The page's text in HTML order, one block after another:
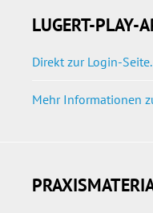
LUGERT-PLAY-
Direkt zur Login-
Mehr Informationen